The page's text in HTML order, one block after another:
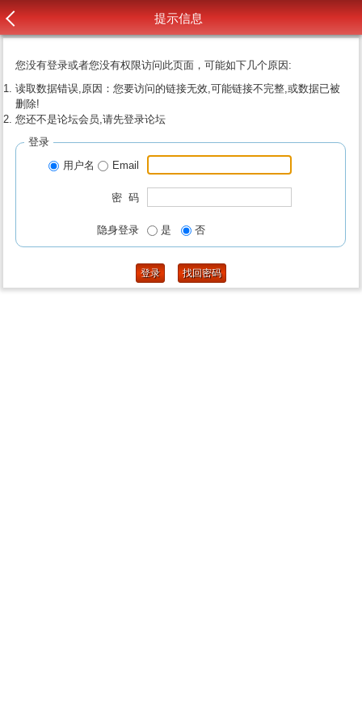
提示信息
您没有登录或者您没有权限访问此页面，可能如下几个原因:
读取数据错误,原因：您要访问的链接无效,可能链接不完整,或数据已被
删除!
您还不是论坛会员,请先登录论坛
登录
用户名
Email
密 码
隐身登录 是 否